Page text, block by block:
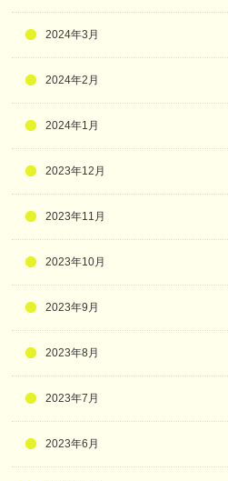
2024年3月
2024年2月
2024年1月
2023年12月
2023年11月
2023年10月
2023年9月
2023年8月
2023年7月
2023年6月